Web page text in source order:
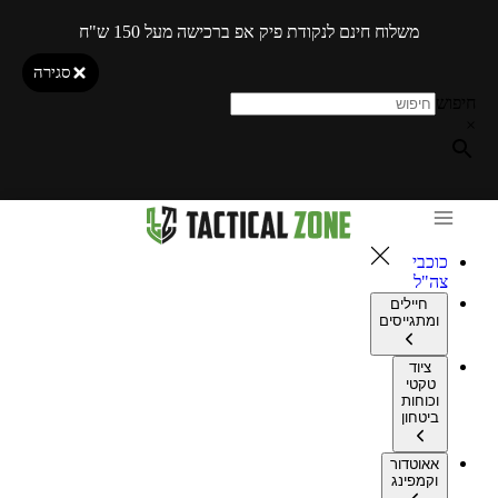
משלוח חינם לנקודת פיק אפ ברכישה מעל 150 ש"ח
סגירה
כוכבי
צה"ל
חיילים
ומתגייסים
ציוד
טקטי
וכוחות
ביטחון
אאוטדור
וקמפינג